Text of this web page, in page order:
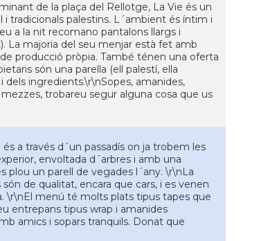
de la plaça del Rellotge, La Vie és un
tradicionals palestins. L´ambient és íntim i
a la nit recomano pantalons llargs i
La majoria del seu menjar està fet amb
producció pròpia. També ténen una oferta
són una parella (ell palestí, ella
ingredients.\r\nSopes, amanides,
trobareu segur alguna cosa que us
a través d´un passadís on ja trobem les
envoltada d´arbres i amb una
plou un parell de vegades l´any. \r\nLa
de qualitat, encara que cars, i es venen
\r\nEl menú té molts plats tipus tapes que
entrepans tipus wrap i amanides
amics i sopars tranquils. Donat que